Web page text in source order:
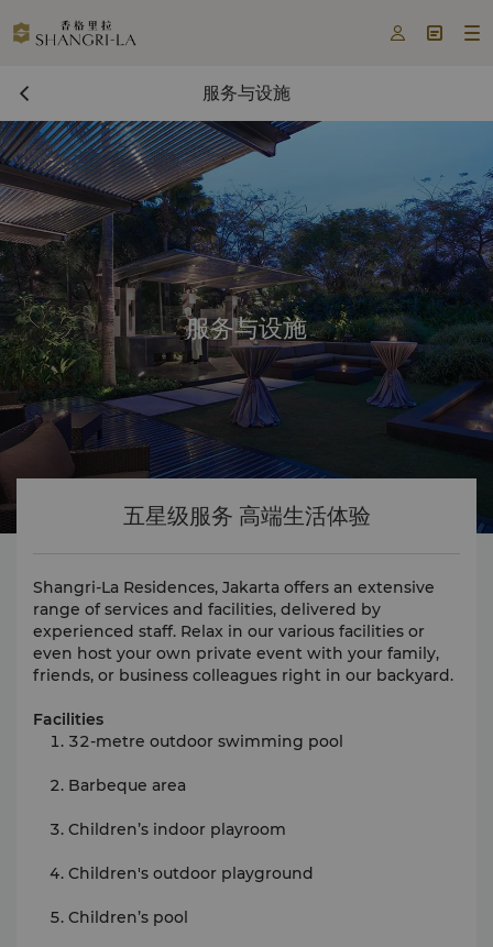
  
服务与设施
服务与设施
五星级服务 高端生活体验
Shangri-La Residences, Jakarta offers an extensive
range of services and facilities, delivered by
experienced staff. Relax in our various facilities or
even host your own private event with your family,
friends, or business colleagues right in our backyard.
Facilities
32-metre outdoor swimming pool
Barbeque area
Children’s indoor playroom
Children's outdoor playground
Children’s pool